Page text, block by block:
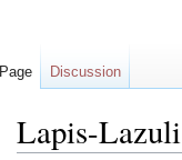
Lapis-Lazuli
Page Discussion